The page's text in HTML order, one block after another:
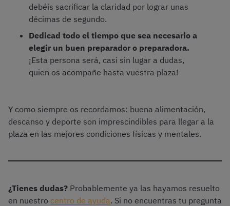
debéis sacrificar la claridad por lograr unas
décimas de segundo.
Dedicad todo el tiempo que sea necesario a
elegir un buen preparador o preparadora.
¡Esta persona será, casi sin lugar a dudas,
quien os acompañe hasta vuestra plaza!
Y como siempre os recordamos: buena alimentación,
descanso y deporte son imprescindibles para llegar a la
plaza en las mejores condiciones físicas y mentales.
¿Tienes dudas? Probablemente ya las hayamos resuelto
en nuestro centro de ayuda. Si no encuentras tu pregunta